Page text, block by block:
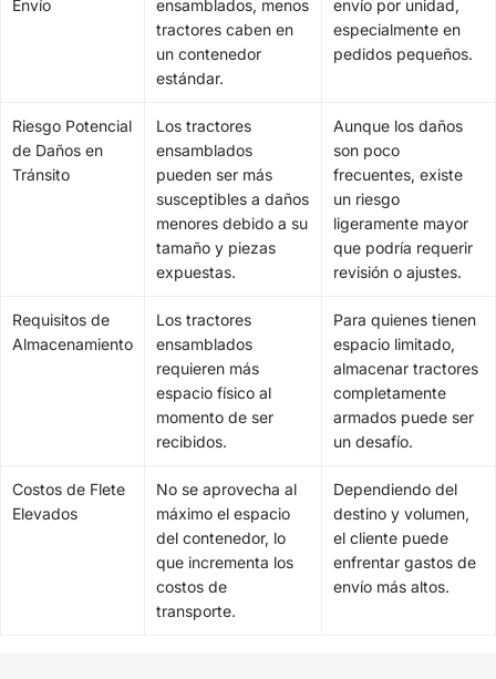
Envío
ensamblados, menos
tractores caben en
un contenedor
estándar.
envío por unidad,
especialmente en
pedidos pequeños.
Riesgo Potencial
de Daños en
Tránsito
Los tractores
ensamblados
pueden ser más
susceptibles a daños
menores debido a su
tamaño y piezas
expuestas.
Aunque los daños
son poco
frecuentes, existe
un riesgo
ligeramente mayor
que podría requerir
revisión o ajustes.
Requisitos de
Almacenamiento
Los tractores
ensamblados
requieren más
espacio físico al
momento de ser
recibidos.
Para quienes tienen
espacio limitado,
almacenar tractores
completamente
armados puede ser
un desafío.
Costos de Flete
Elevados
No se aprovecha al
máximo el espacio
del contenedor, lo
que incrementa los
costos de
transporte.
Dependiendo del
destino y volumen,
el cliente puede
enfrentar gastos de
envío más altos.